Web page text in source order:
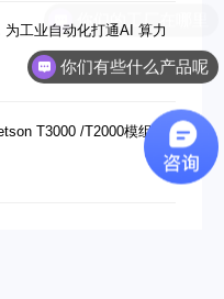
工业自动化打通AI 算力
T3000 /T2000模组的
你们有些什么产品呢
你们的工厂在哪里